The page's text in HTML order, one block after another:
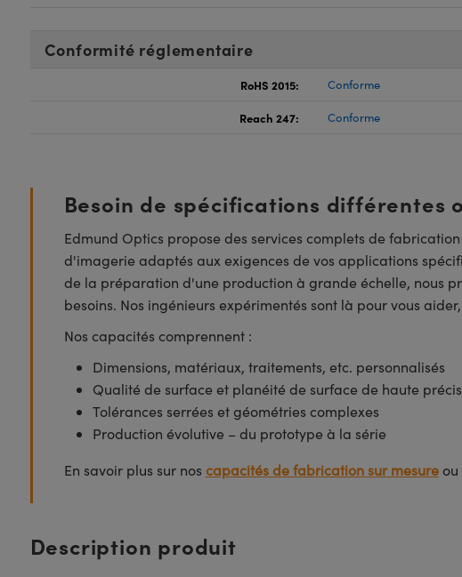
Conformité réglementaire
RoHS 2015: Conforme
Reach 247: Conforme
Besoin de spécifications différentes
Edmund Optics propose des services complets de
d'imagerie adaptés aux exigences de vos applications
de la préparation d'une production à grande échelle, nous
besoins. Nos ingénieurs expérimentés sont là pour vous
Nos capacités comprennent :
Dimensions, matériaux, traitements, etc. personnalisés
Qualité de surface et planéité de surface de haute
Tolérances serrées et géométries complexes
Production évolutive – du prototype à la série
En savoir plus sur nos capacités de fabrication sur mesureou
Description produit